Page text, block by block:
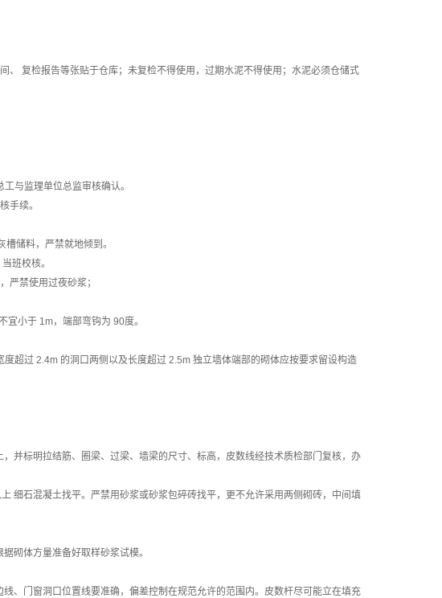
、 复检报告等张贴于仓库；未复检不得使用，过期水泥不得使用；水泥必须仓储式
与监理单位总监审核确认。
手续。
储料，严禁就地倾到。
班校核。
严禁使用过夜砂浆；
小于 1m，端部弯钩为 90度。
超过 2.4m 的洞口两侧以及长度超过 2.5m 独立墙体端部的砌体应按要求留设构造
并标明拉结筋、圈梁、过梁、墙梁的尺寸、标高，皮数线经技术质检部门复核，办
细石混凝土找平。严禁用砂浆或砂浆包碎砖找平，更不允许采用两侧砌砖，中间填
砌体方量准备好取样砂浆试模。
、门窗洞口位置线要准确，偏差控制在规范允许的范围内。皮数杆尽可能立在填充